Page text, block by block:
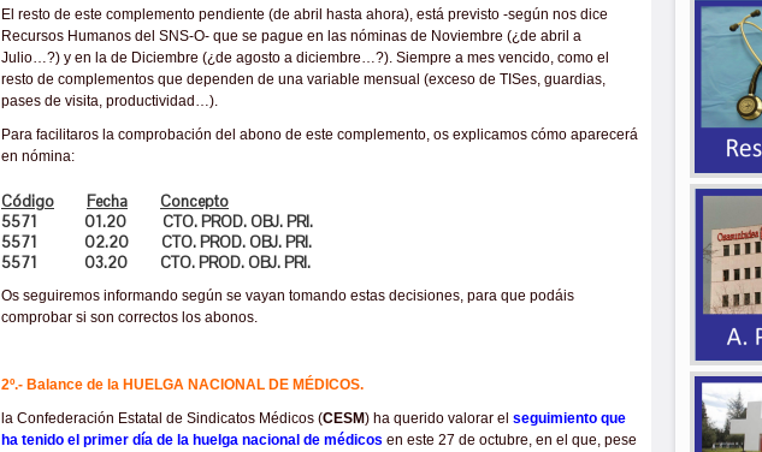
El resto de este complemento pendiente (de abril hasta ahora), está previsto -según nos dice
Recursos Humanos del SNS-O- que se pague en las nóminas de Noviembre (¿de abril a
Julio…?) y en la de Diciembre (¿de agosto a diciembre…?). Siempre a mes vencido, como el
resto de complementos que dependen de una variable mensual (exceso de TISes, guardias,
pases de visita, productividad…).
Para facilitaros la comprobación del abono de este complemento, os explicamos cómo aparecerá
en nómina:
Código Fecha
Concepto
5571 01.20 CTO. PROD. OBJ. PRI.
5571 02.20 CTO. PROD. OBJ. PRI.
5571 03.20 CTO. PROD. OBJ. PRI.
Os seguiremos informando según se vayan tomando estas decisiones, para que podáis
comprobar si son correctos los abonos.
2º.- Balance de la HUELGA NACIONAL DE MÉDICOS.
la Confederación Estatal de Sindicatos Médicos (CESM) ha querido valorar el seguimiento que
ha tenido el primer día de la huelga nacional de médicos en este 27 de octubre, en el que, pese